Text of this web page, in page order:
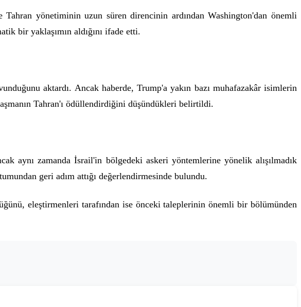
Tahran yönetiminin uzun süren direncinin ardından Washington'dan önemli
bir yaklaşımın aldığını ifade etti.
aktardı. Ancak haberde, Trump'a yakın bazı muhafazakâr isimlerin
Tahran'ı ödüllendirdiğini düşündükleri belirtildi.
aynı zamanda İsrail'in bölgedeki askeri yöntemlerine yönelik alışılmadık
geri adım attığı değerlendirmesinde bulundu.
eleştirmenleri tarafından ise önceki taleplerinin önemli bir bölümünden